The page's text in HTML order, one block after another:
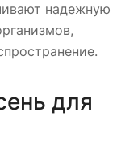
надежную
для